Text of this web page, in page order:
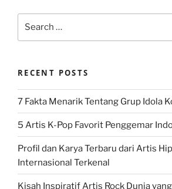
RECENT POSTS
7 Fakta Menarik Tentang Grup Idola
5 Artis K-Pop Favorit Penggemar
Profil dan Karya Terbaru dari Artis
Internasional Terkenal
Kisah Inspiratif Artis Rock Dunia